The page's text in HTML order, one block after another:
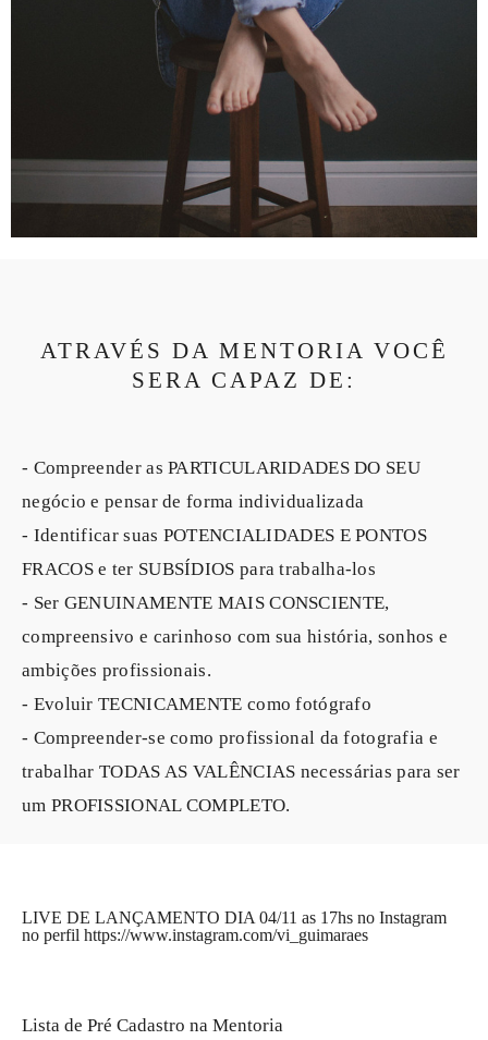
ATRAVÉS DA MENTORIA VOCÊ
SERA CAPAZ DE:
- Compreender as PARTICULARIDADES DO SEU
negócio e pensar de forma individualizada
- Identificar suas POTENCIALIDADES E PONTOS
FRACOS e ter SUBSÍDIOS para trabalha-los
- Ser GENUINAMENTE MAIS CONSCIENTE,
compreensivo e carinhoso com sua história, sonhos e
ambições profissionais.
- Evoluir TECNICAMENTE como fotógrafo
- Compreender-se como profissional da fotografia e
trabalhar TODAS AS VALÊNCIAS necessárias para ser
um PROFISSIONAL COMPLETO.
LIVE DE LANÇAMENTO DIA 04/11 as 17hs no Instagram
no perfil https://www.instagram.com/vi_guimaraes
Lista de Pré Cadastro na Mentoria